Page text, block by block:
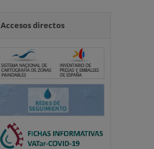
Accesos directos